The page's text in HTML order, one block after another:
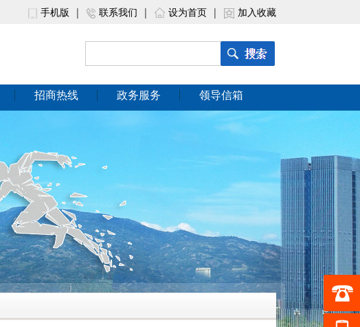
手机版 | 联系我们 | 设为首页 | 加入收藏
招商热线 政务服务 领导信箱